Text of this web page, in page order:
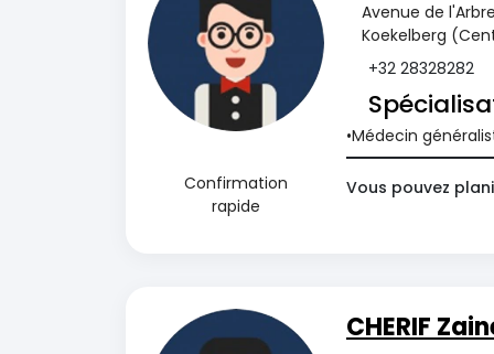
Confirmation
rapide
Avenue de
Koekelberg
+32 28328282
Médecin
Vous pouvez
CHERIF